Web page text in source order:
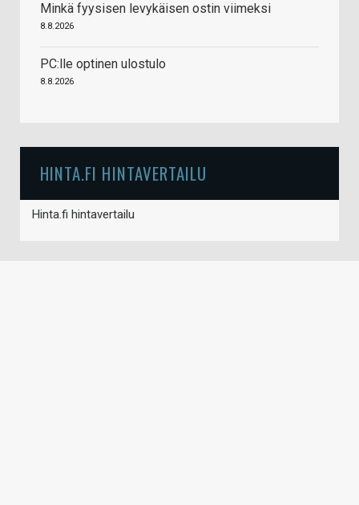
Minkä fyysisen levykäisen ostin viimeksi
8.8.2026
PC:lle optinen ulostulo
8.8.2026
HINTA.FI HINTAVERTAILU
Hinta.fi hintavertailu